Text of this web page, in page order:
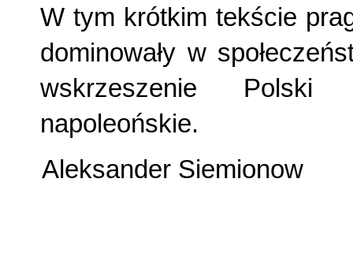
W tym krótkim tekście
dominowały w
wskrzeszenie Polski
napoleońskie.
Aleksander Siemionow